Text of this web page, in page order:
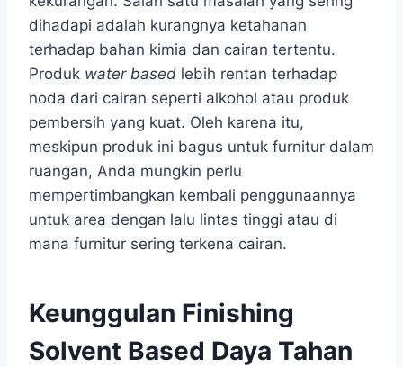
dihadapi adalah kurangnya ketahanan
terhadap bahan kimia dan cairan tertentu.
Produk water based lebih rentan terhadap
noda dari cairan seperti alkohol atau produk
pembersih yang kuat. Oleh karena itu,
meskipun produk ini bagus untuk furnitur dalam
ruangan, Anda mungkin perlu
mempertimbangkan kembali penggunaannya
untuk area dengan lalu lintas tinggi atau di
mana furnitur sering terkena cairan.
Keunggulan Finishing
Solvent Based Daya Tahan